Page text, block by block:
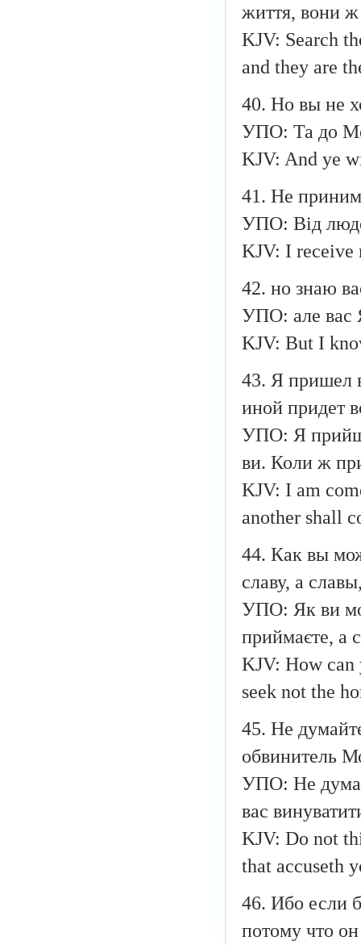
життя, вони
KJV: Search
and they are
40. Но вы не
УПО: Та до
KJV: And ye
41. Не
УПО: Від
KJV: I receive
42. но знаю
УПО: але вас
KJV: But I
43. Я пришел
иной придет
УПО: Я
ви. Коли ж
KJV: I am
another shall
44. Как вы
славу, а
УПО: Як ви
приймаєте, а
KJV: How can
seek not the
45. Не
обвинитель
УПО: Не
вас
KJV: Do not
that accuseth
46. Ибо если
потому что